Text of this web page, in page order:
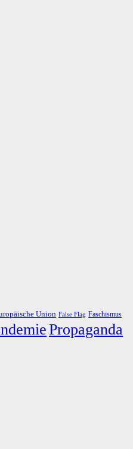
Union False Flag Faschismus
Propaganda